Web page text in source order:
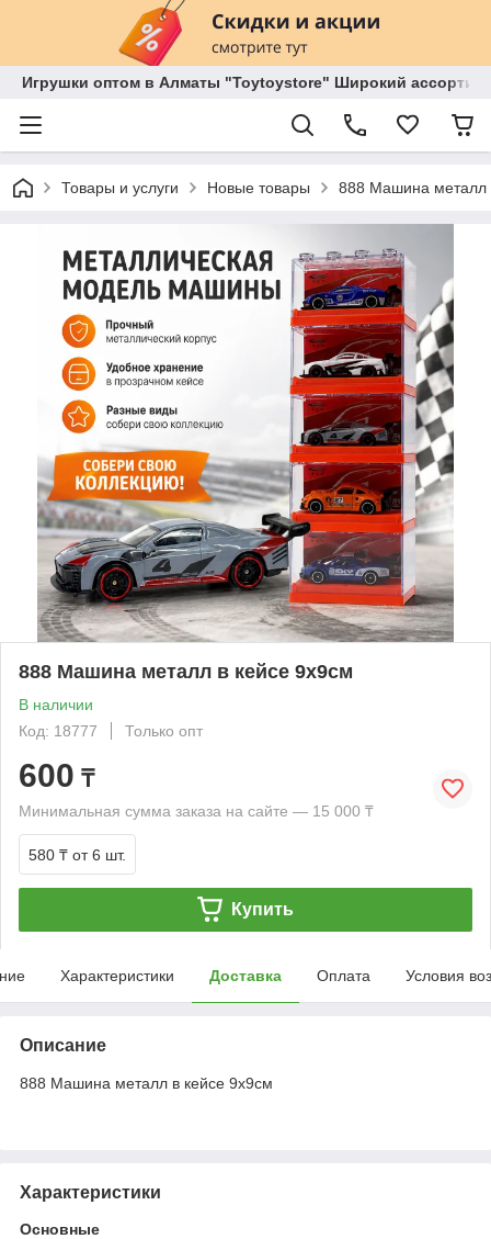
Игрушки оптом в Алматы "Toytoystore" Широкий
Товары и услуги Новые товары 888 Машина металл
888 Машина металл в кейсе 9х9см
В наличии
Код: 18777
Только опт
600 ₸
Минимальная сумма заказа на сайте — 15 000 ₸
580 ₸ от 6 шт.
Купить
Характеристики Доставка Оплата Условия
Описание
888 Машина металл в кейсе 9х9см
Характеристики
Основные